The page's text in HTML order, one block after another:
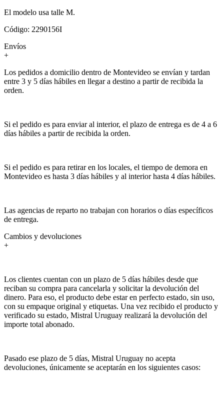
El modelo usa talle M.
Código: 2290156I
Envíos
+
Los pedidos a domicilio dentro de Montevideo se envían y tardan
entre 3 y 5 días hábiles en llegar a destino a partir de recibida la
orden.
Si el pedido es para enviar al interior, el plazo de entrega es de 4 a 6
días hábiles a partir de recibida la orden.
Si el pedido es para retirar en los locales, el tiempo de demora en
Montevideo es hasta 3 días hábiles y al interior hasta 4 días hábiles.
Las agencias de reparto no trabajan con horarios o días específicos
de entrega.
Cambios y devoluciones
+
Los clientes cuentan con un plazo de 5 días hábiles desde que
reciban su compra para cancelarla y solicitar la devolución del
dinero. Para eso, el producto debe estar en perfecto estado, sin uso,
con su empaque original y etiquetas. Una vez recibido el producto y
verificado su estado, Mistral Uruguay realizará la devolución del
importe total abonado.
Pasado ese plazo de 5 días, Mistral Uruguay no acepta
devoluciones, únicamente se aceptarán en los siguientes casos: